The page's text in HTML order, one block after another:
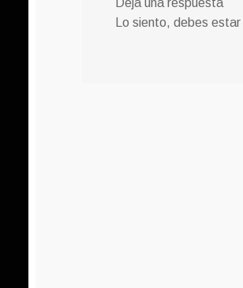
Deja una respuesta
Lo siento, debes estar